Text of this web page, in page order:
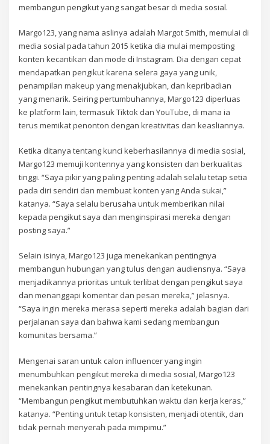
membangun pengikut yang sangat besar di media sosial.
Margo123, yang nama aslinya adalah Margot Smith, memulai di
media sosial pada tahun 2015 ketika dia mulai memposting
konten kecantikan dan mode di Instagram. Dia dengan cepat
mendapatkan pengikut karena selera gaya yang unik,
penampilan makeup yang menakjubkan, dan kepribadian
yang menarik. Seiring pertumbuhannya, Margo123 diperluas
ke platform lain, termasuk Tiktok dan YouTube, di mana ia
terus memikat penonton dengan kreativitas dan keasliannya.
Ketika ditanya tentang kunci keberhasilannya di media sosial,
Margo123 memuji kontennya yang konsisten dan berkualitas
tinggi. “Saya pikir yang paling penting adalah selalu tetap setia
pada diri sendiri dan membuat konten yang Anda sukai,”
katanya. “Saya selalu berusaha untuk memberikan nilai
kepada pengikut saya dan menginspirasi mereka dengan
posting saya.”
Selain isinya, Margo123 juga menekankan pentingnya
membangun hubungan yang tulus dengan audiensnya. “Saya
menjadikannya prioritas untuk terlibat dengan pengikut saya
dan menanggapi komentar dan pesan mereka,” jelasnya.
“Saya ingin mereka merasa seperti mereka adalah bagian dari
perjalanan saya dan bahwa kami sedang membangun
komunitas bersama.”
Mengenai saran untuk calon influencer yang ingin
menumbuhkan pengikut mereka di media sosial, Margo123
menekankan pentingnya kesabaran dan ketekunan.
“Membangun pengikut membutuhkan waktu dan kerja keras,”
katanya. “Penting untuk tetap konsisten, menjadi otentik, dan
tidak pernah menyerah pada mimpimu.”